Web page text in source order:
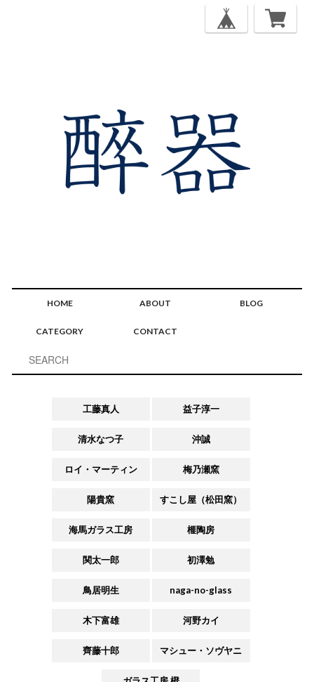
HOME ABOUT BLOG
CATEGORY CONTACT
工藤真人 益子淳一
清水なつ子 沖誠
ロイ・マーティン 梅乃瀬窯
陽貴窯 すこし屋（松田窯）
海馬ガラス工房 榧陶房
関太一郎 初澤勉
鳥居明生 naga-no-glass
木下富雄 河野カイ
齊藤十郎 マシュー・ソヴヤニ